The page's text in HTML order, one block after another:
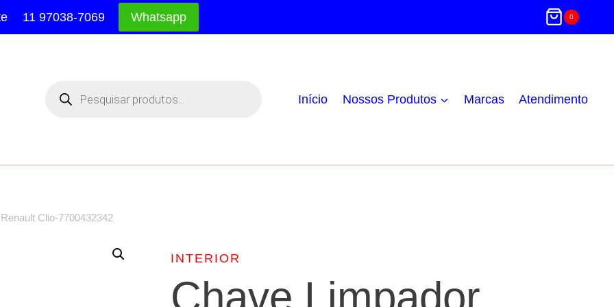
11 97038-7069 Whatsapp 0
produtos
Início Nossos Produtos Marcas Atendimento
Clio-7700432342
INTERIOR
Chave Limpador